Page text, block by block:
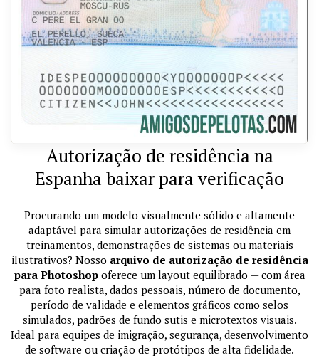
Autorização de residência na
Espanha baixar para verificação
Procurando um modelo visualmente sólido e altamente
adaptável para simular autorizações de residência em
treinamentos, demonstrações de sistemas ou materiais
ilustrativos? Nosso arquivo de autorização de residência
para Photoshopoferece um layout equilibrado — com área
para foto realista, dados pessoais, número de documento,
período de validade e elementos gráficos como selos
simulados, padrões de fundo sutis e microtextos visuais.
Ideal para equipes de imigração, segurança, desenvolvimento
de software ou criação de protótipos de alta fidelidade.